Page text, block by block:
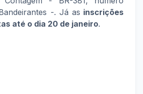
-. Já as inscrições
até o dia 20 de janeiro.